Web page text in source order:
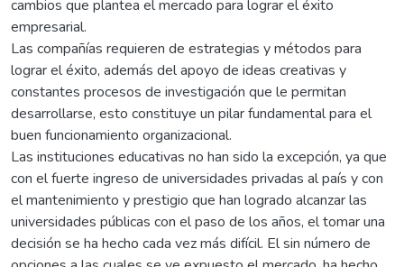
cambios que plantea el mercado para lograr el éxito
empresarial.
Las compañías requieren de estrategias y métodos para
lograr el éxito, además del apoyo de ideas creativas y
constantes procesos de investigación que le permitan
desarrollarse, esto constituye un pilar fundamental para el
buen funcionamiento organizacional.
Las instituciones educativas no han sido la excepción, ya que
con el fuerte ingreso de universidades privadas al país y con
el mantenimiento y prestigio que han logrado alcanzar las
universidades públicas con el paso de los años, el tomar una
decisión se ha hecho cada vez más difícil. El sin número de